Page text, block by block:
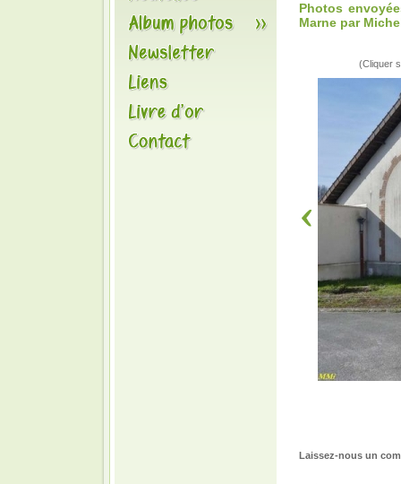
Photos
Marne par
(Cliquer
Laissez-nous un